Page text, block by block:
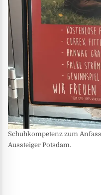
Schuhkompetenz zum
Aussteiger Potsdam.